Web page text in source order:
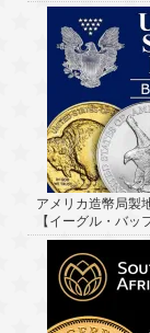
アメリカ造幣局製
【イーグル・バッ